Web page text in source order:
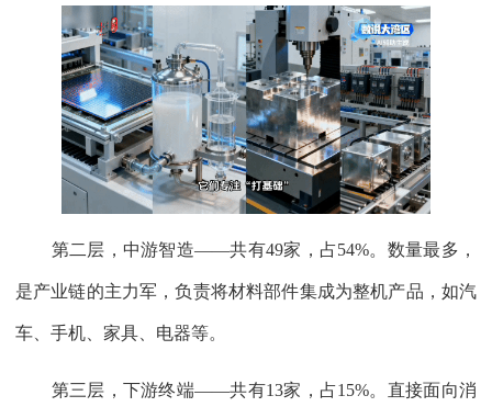
第二层，中游智造——共有49家，占54%。数量最多，
是产业链的主力军，负责将材料部件集成为整机产品，如汽
车、手机、家具、电器等。
第三层，下游终端——共有13家，占15%。直接面向消